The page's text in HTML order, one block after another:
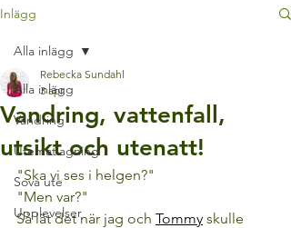
Inlägg
Alla inlägg
Vandring
Utematlagning
Sova ute
Upplevelser
Alla inlägg
Vandring, vattenfall,
utsikt och utenatt!
Rebecka Sundahl
3 apr.
"Ska vi ses i helgen?"
"Men var?"
Så lät det när jag och Tommy skulle